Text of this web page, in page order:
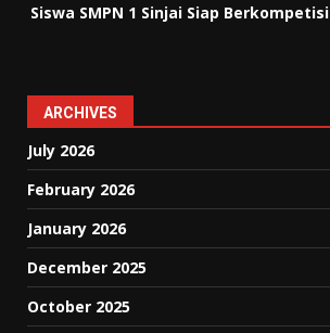
Siswa SMPN 1 Sinjai Siap Berkompetisi
ARCHIVES
July 2026
February 2026
January 2026
December 2025
October 2025